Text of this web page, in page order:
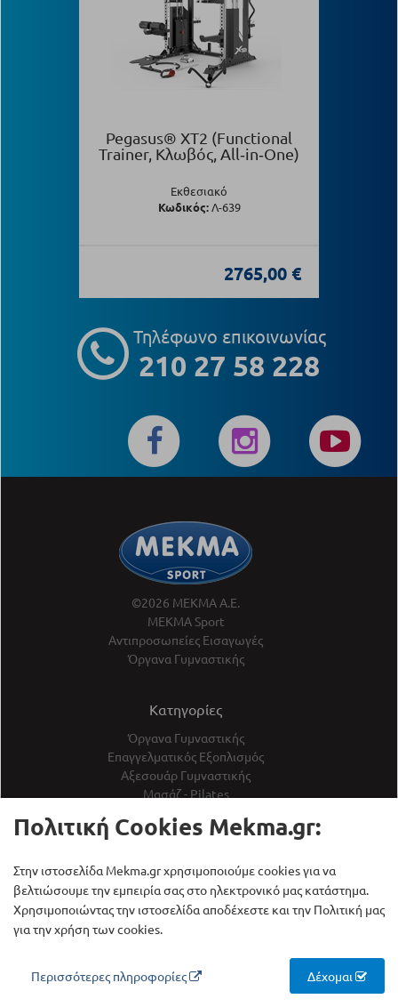
Pegasus® XT2 (Functional
Trainer, Κλωβός, All‑in‑One)
Εκθεσιακό
Κωδικός:Λ-639
2765,00 €
Τηλέφωνο επικοινωνίας
210 27 58 228
©2026 ΜΕΚΜΑ Α.Ε.
ΜΕΚΜΑ Sport
Αντιπροσωπείες Εισαγωγές
Όργανα Γυμναστικής
Κατηγορίες
Όργανα Γυμναστικής
Επαγγελματικός Εξοπλισμός
Αξεσουάρ Γυμναστικής
Μασάζ - Pilates
Εποχιακά
Εξυπηρέτηση
Τεχνική υποστήριξη
Πολιτική Απορρήτου
Πολιτική Cookies Mekma.gr:
Στην ιστοσελίδα Mekma.gr χρησιμοποιούμε cookies για να
βελτιώσουμε την εμπειρία σας στο ηλεκτρονικό μας κατάστημα.
Χρησιμοποιώντας την ιστοσελίδα αποδέχεστε και την Πολιτική μας
για την χρήση των cookies.
Περισσότερες πληροφορίες Δέχομαι